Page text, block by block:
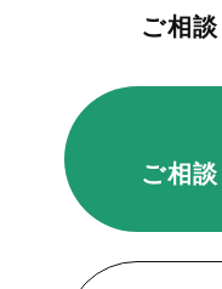
ご相
ご相